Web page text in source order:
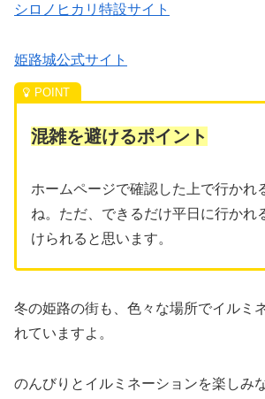
シロノヒカリ特設サイト
姫路城公式サイト
混雑を避けるポイント
ホームページで確認した上で行かれ
ね。ただ、できるだけ平日に行かれ
けられると思います。
冬の姫路の街も、色々な場所でイルミ
れていますよ。
のんびりとイルミネーションを楽しみ